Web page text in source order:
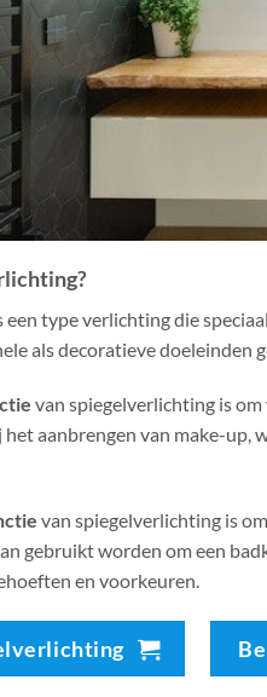
een type verlichting die
als decoratieve doeleinden
van spiegelverlichting is
aanbrengen van make-up,
van spiegelverlichting is
gebruikt worden om een
en voorkeuren.